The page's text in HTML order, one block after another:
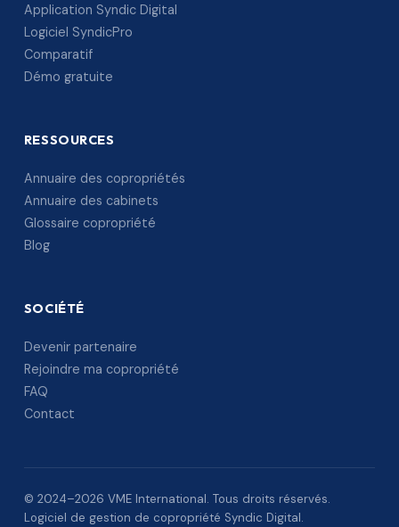
Application Syndic Digital
Logiciel SyndicPro
Comparatif
Démo gratuite
RESSOURCES
Annuaire des copropriétés
Annuaire des cabinets
Glossaire copropriété
Blog
SOCIÉTÉ
Devenir partenaire
Rejoindre ma copropriété
FAQ
Contact
© 2024–2026 VME International. Tous droits réservés.
Logiciel de gestion de copropriété Syndic Digital.